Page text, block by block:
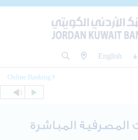
English
Online Banking
المصرفية المباشرة